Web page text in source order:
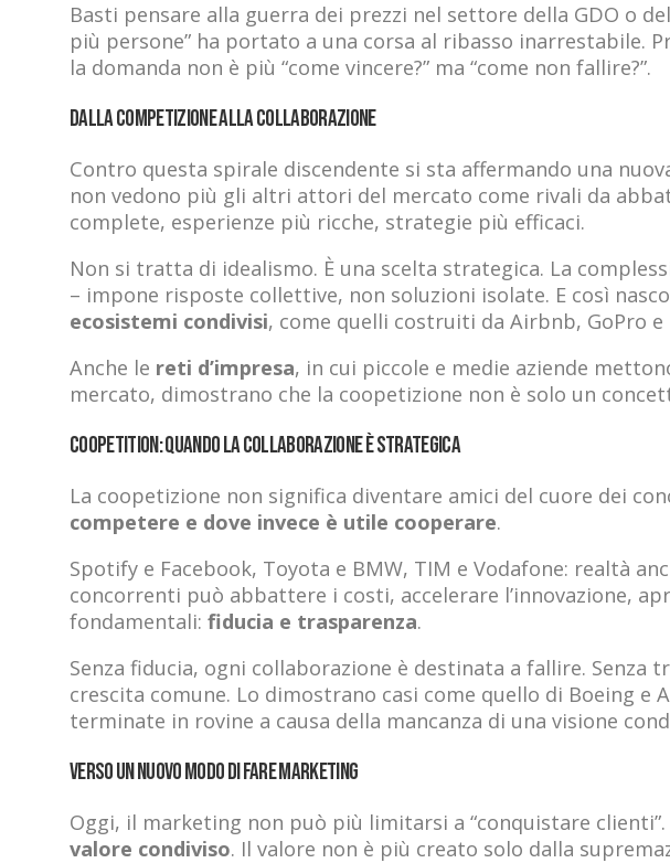
Basti pensare alla guerra dei prezzi nel settore della GDO o
più persone” ha portato a una corsa al ribasso inarrestabile.
la domanda non è più “come vincere?” ma “come non fallire?”.
Dalla competizione alla collaborazione
Contro questa spirale discendente si sta affermando una
non vedono più gli altri attori del mercato come rivali da
complete, esperienze più ricche, strategie più efficaci.
Non si tratta di idealismo. È una scelta strategica. La
– impone risposte collettive, non soluzioni isolate. E così
ecosistemi condivisi, come quelli costruiti da Airbnb, GoPro e
Anche le reti d’impresa, in cui piccole e medie aziende
mercato, dimostrano che la coopetizione non è solo un
Coopetition: quando la collaborazione è strategica
La coopetizione non significa diventare amici del cuore dei
competere e dove invece è utile cooperare.
Spotify e Facebook, Toyota e BMW, TIM e Vodafone: realtà
concorrenti può abbattere i costi, accelerare l’innovazione,
fondamentali: fiducia e trasparenza.
Senza fiducia, ogni collaborazione è destinata a fallire.
crescita comune. Lo dimostrano casi come quello di Boeing
terminate in rovine a causa della mancanza di una visione
Verso un nuovo modo di fare marketing
Oggi, il marketing non può più limitarsi a “conquistare clienti”.
valore condiviso. Il valore non è più creato solo dalla